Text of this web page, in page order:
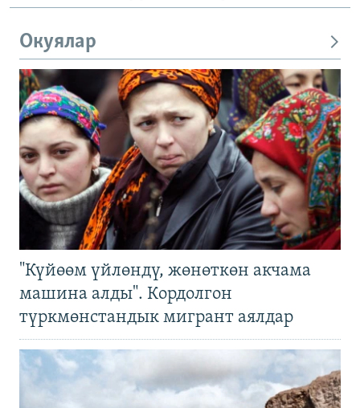
Окуялар
"Күйөөм үйлөндү, жөнөткөн акчама
машина алды". Кордолгон
түркмөнстандык мигрант аялдар